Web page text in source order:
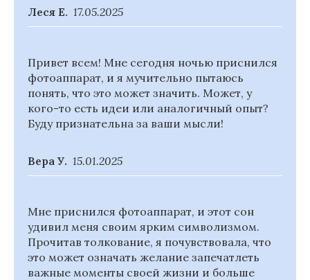
Леся Е. 17.05.2025
Привет всем! Мне сегодня ночью приснился
фотоаппарат, и я мучительно пытаюсь
понять, что это может значить. Может, у
кого-то есть идеи или аналогичный опыт?
Буду признательна за ваши мысли!
Вера У. 15.01.2025
Мне приснился фотоаппарат, и этот сон
удивил меня своим ярким символизмом.
Прочитав толкование, я почувствовала, что
это может означать желание запечатлеть
важные моменты своей жизни и больше